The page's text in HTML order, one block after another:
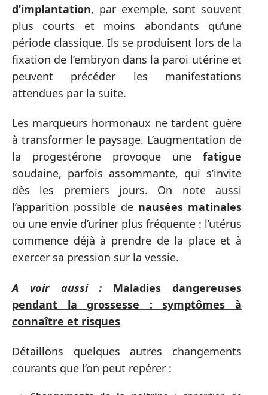
d’implantation, par exemple, sont souvent
plus courts et moins abondants qu’une
période classique. Ils se produisent lors de la
fixation de l’embryon dans la paroi utérine et
peuvent précéder les manifestations
attendues par la suite.
Les marqueurs hormonaux ne tardent guère
à transformer le paysage. L’augmentation de
la progestérone provoque une fatigue
soudaine, parfois assommante, qui s’invite
dès les premiers jours. On note aussi
l’apparition possible de nausées matinales
ou une envie d’uriner plus fréquente : l’utérus
commence déjà à prendre de la place et à
exercer sa pression sur la vessie.
A voir aussi :
Maladies dangereuses
pendant la grossesse : symptômes à
connaître et risques
Détaillons quelques autres changements
courants que l’on peut repérer :